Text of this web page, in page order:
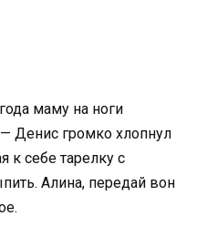
маму на ноги
Денис громко хлопнул
к себе тарелку с
Алина, передай вон